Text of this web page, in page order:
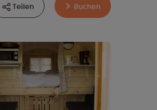
Teilen Buchen